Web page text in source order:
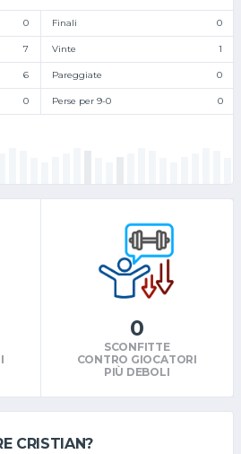
0 Finali 0
7 Vinte 1
6 Pareggiate 0
0 Perse per 9-0 0
0
SCONFITTE
CONTRO GIOCATORI
PIÙ DEBOLI
CRISTIAN?